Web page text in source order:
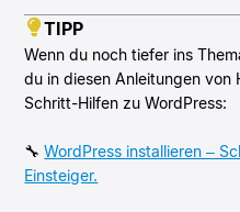
TIPP
Wenn du noch tiefer ins
du in diesen Anleitungen
Schritt-Hilfen zu WordPress:
🔧WordPress installieren –
Einsteiger.